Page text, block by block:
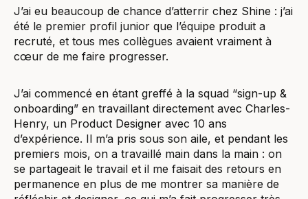
J’ai eu beaucoup de chance d’atterrir chez Shine : j’ai
été le premier profil junior que l’équipe produit a
recruté, et tous mes collègues avaient vraiment à
cœur de me faire progresser.
J’ai commencé en étant greffé à la squad “sign-up &
onboarding” en travaillant directement avec Charles-
Henry, un Product Designer avec 10 ans
d’expérience. Il m’a pris sous son aile, et pendant les
premiers mois, on a travaillé main dans la main : on
se partageait le travail et il me faisait des retours en
permanence en plus de me montrer sa manière de